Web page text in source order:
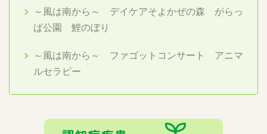
～風は南から～ デイケアそよかぜの森 がらっ
ぱ公園 鯉のぼり
～風は南から～ ファゴットコンサート アニマ
ルセラピー